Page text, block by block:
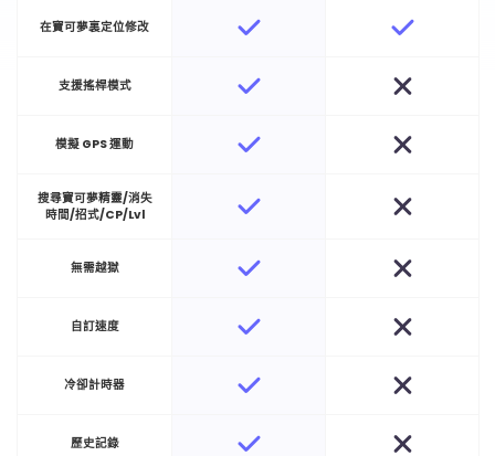
在寶可夢裏定位修改
支援搖桿模式
模擬 GPS 運動
搜尋寶可夢精靈/消失
時間/招式/CP/Lvl
無需越獄
自訂速度
冷卻計時器
歷史記錄